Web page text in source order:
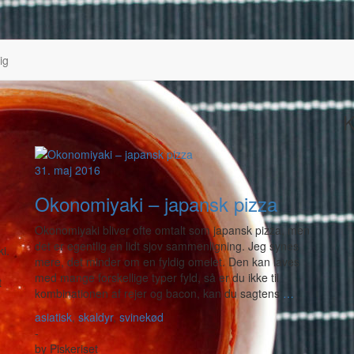
31. maj 2016
Okonomiyaki – japansk pizza
Okonomiyaki bliver ofte omtalt som japansk pizza, men
det er egentlig en lidt sjov sammenligning. Jeg synes
mere, det minder om en fyldig omelet. Den kan laves
med mange forskellige typer fyld, så er du ikke til
kombinationen af rejer og bacon, kan du sagtens …
asiatisk, skaldyr, svinekød
-
by Piskeriset